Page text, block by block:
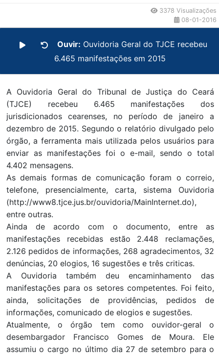
3378 Visualizações
08-01-2016
Ouvir: Ouvidoria Geral do TJCE recebeu
6.465 manifestações em 2015
A Ouvidoria Geral do Tribunal de Justiça do Ceará
(TJCE) recebeu 6.465 manifestações dos
jurisdicionados cearenses, no período de janeiro a
dezembro de 2015. Segundo o relatório divulgado pelo
órgão, a ferramenta mais utilizada pelos usuários para
enviar as manifestações foi o e-mail, sendo o total
4.402 mensagens.
As demais formas de comunicação foram o correio,
telefone, presencialmente, carta, sistema Ouvidoria
(http://www8.tjce.jus.br/ouvidoria/MainInternet.do),
entre outras.
Ainda de acordo com o documento, entre as
manifestações recebidas estão 2.448 reclamações,
2.126 pedidos de informações, 268 agradecimentos, 32
denúncias, 20 elogios, 16 sugestões e três criticas.
A Ouvidoria também deu encaminhamento das
manifestações para os setores competentes. Foi feito,
ainda, solicitações de providências, pedidos de
informações, comunicado de elogios e sugestões.
Atualmente, o órgão tem como ouvidor-geral o
desembargador Francisco Gomes de Moura. Ele
assumiu o cargo no último dia 27 de setembro para o